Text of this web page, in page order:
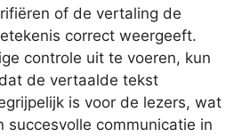
of de vertaling de
correct weergeeft.
controle uit te voeren, kun
de vertaalde tekst
is voor de lezers, wat
succesvolle communicatie in